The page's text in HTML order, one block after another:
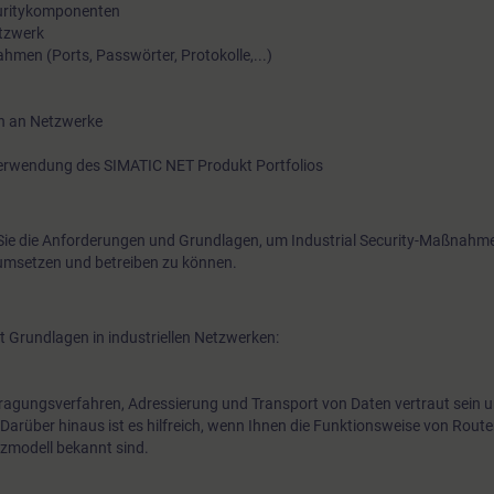
aufgezeigt, wie sich der Schutz von Know-how und
Angriffen, Spionage und Manipulationen verbessern lässt.
werden nicht nur theoretische Sicherheitskonzepte erörtert,
(Ports, Passwörter, Protokolle,...)
an Netzwerke
des SIMATIC NET Produkt Portfolios
die Anforderungen und Grundlagen, um Industrial Security-
und betreiben zu können.
Grundlagen in industriellen Netzwerken:
Adressierung und Transport von Daten vertraut sein
hinaus ist es hilfreich, wenn Ihnen die Funktionsweise von
bekannt sind.